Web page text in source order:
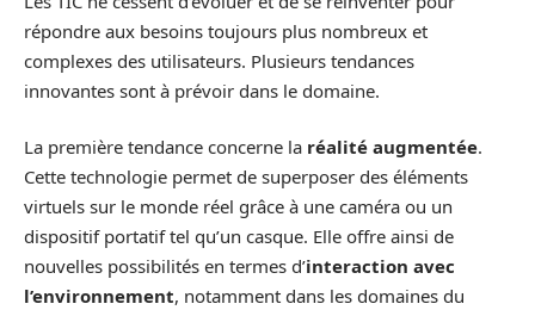
répondre aux besoins toujours plus nombreux et
complexes des utilisateurs. Plusieurs tendances
innovantes sont à prévoir dans le domaine.
La première tendance concerne la réalité augmentée.
Cette technologie permet de superposer des éléments
virtuels sur le monde réel grâce à une caméra ou un
dispositif portatif tel qu’un casque. Elle offre ainsi de
nouvelles possibilités en termes d’interaction avec
l’environnement, notamment dans les domaines du